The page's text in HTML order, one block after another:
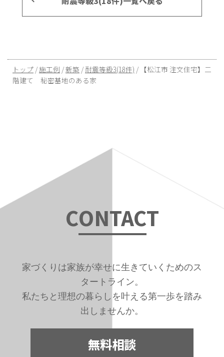
現
在
トップ /施工例 /新築 / 耐震等級3(18件) / 【松江市 注文住宅】二
階建て 秘密基地のある家
CONTACT
家づくりは家族が幸せに生きていくためのス
タートライン。
私たちと理想の暮らしを叶える第一歩を踏み
出しませんか。
無料相談